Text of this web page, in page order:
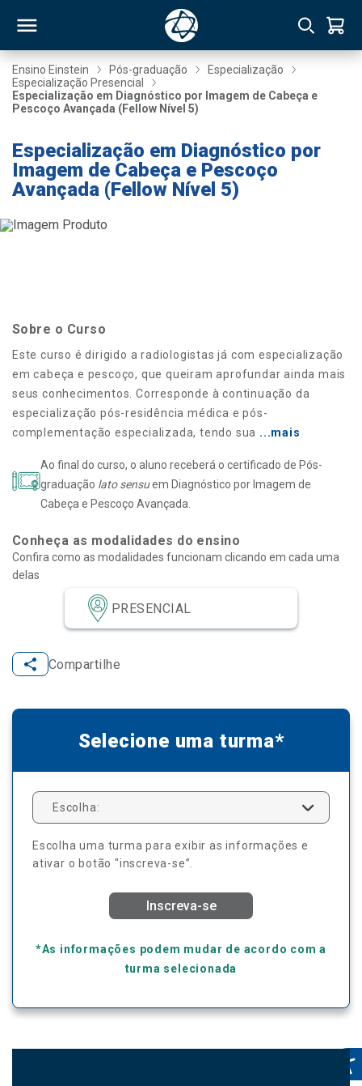
Ensino Einstein Pós-graduação
Especialização
Especialização Presencial
Especialização em Diagnóstico por Imagem de Cabeça e
Pescoço Avançada (Fellow Nível 5)
Especialização em Diagnóstico por
Imagem de Cabeça e Pescoço
Avançada (Fellow Nível 5)
Sobre o Curso
Este curso é dirigido a radiologistas já com especialização
em cabeça e pescoço, que queiram aprofundar ainda mais
seus conhecimentos. Corresponde à continuação da
especialização pós-residência médica e pós-
complementação especializada, tendo sua ...mais
Ao final do curso, o aluno receberá o certificado de Pós-
graduação lato sensuem Diagnóstico por Imagem de
Cabeça e Pescoço Avançada.
Conheça as modalidades do ensino
PRESENCIAL
Confira como as modalidades funcionam clicando em cada uma
delas
Compartilhe
Selecione uma turma*
Escolha:
Escolha uma turma para exibir as informações e
ativar o botão "inscreva-se”.
Inscreva-se
*As informações podem mudar de acordo com a
turma selecionada